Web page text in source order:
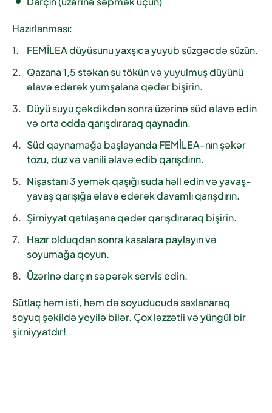
Hazırlanması:
FEMİLEA düyüsunu yaxşıca yuyub süzgəcdə süzün.
Qazana 1,5 stəkan su tökün və yuyulmuş düyünü
əlavə edərək yumşalana qədər bişirin.
Düyü suyu çəkdikdən sonra üzərinə süd əlavə edin
və orta odda qarışdıraraq qaynadın.
Süd qaynamağa başlayanda FEMİLEA-nın şəkər
tozu, duz və vanili əlavə edib qarışdırın.
Nişastanı 3 yemək qaşığı suda həll edin və yavaş-
yavaş qarışığa əlavə edərək davamlı qarışdırın.
Şirniyyat qatılaşana qədər qarışdıraraq bişirin.
Hazır olduqdan sonra kasalara paylayın və
soyumağa qoyun.
Üzərinə darçın səpərək servis edin.
Sütlaç həm isti, həm də soyuducuda saxlanaraq
soyuq şəkildə yeyilə bilər. Çox ləzzətli və yüngül bir
şirniyyatdır!